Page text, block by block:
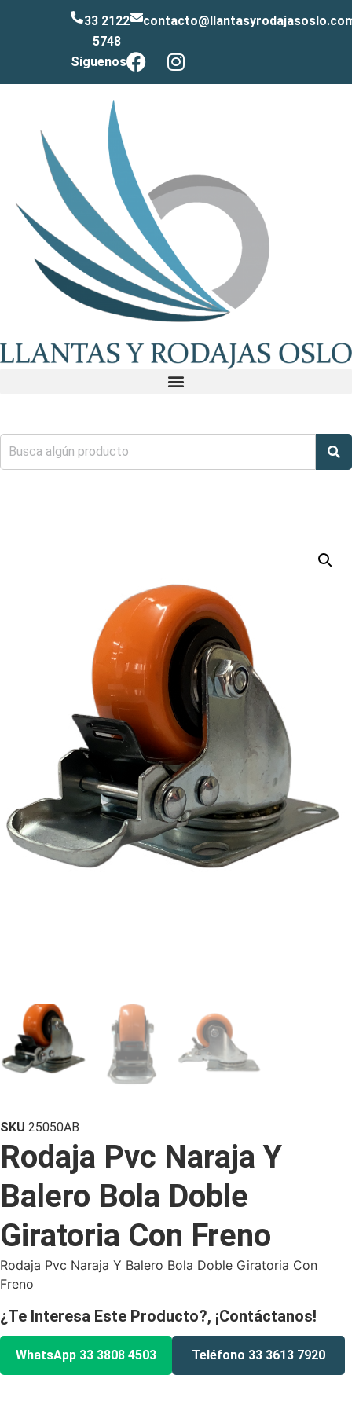
33 2122
5748
Síguenos
SKU 25050AB
Rodaja Pvc Naraja Y
Balero Bola Doble
Giratoria Con Freno
Rodaja Pvc Naraja Y Balero Bola Doble Giratoria Con
Freno
¿Te Interesa Este Producto?, ¡Contáctanos!
WhatsApp 33 3808 4503 Teléfono 33 3613 7920